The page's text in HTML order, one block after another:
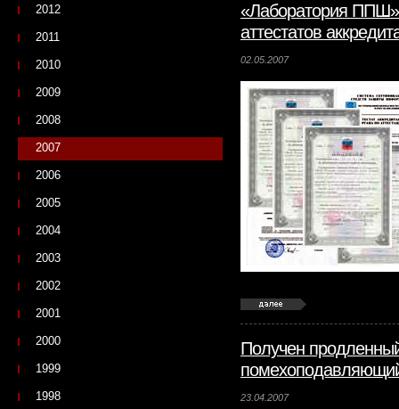
«Лаборатория
аттестатов
02.05.2007
Получен
23.04.2007
2012
2011
2010
2009
2008
2007
2006
2005
2004
2003
2002
2001
2000
1999
1998